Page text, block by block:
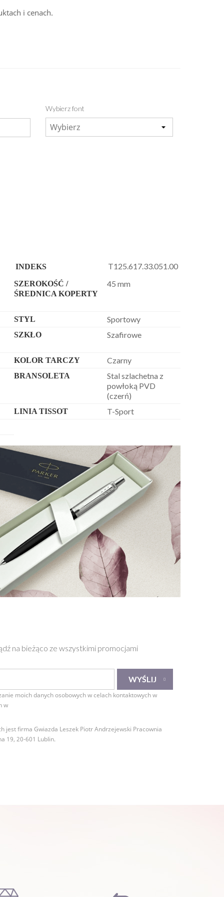
i cenach.
Wybierz font
INDEKS T125.617.33.051.00
SZEROKOŚĆ /
ŚREDNICA KOPERTY
45 mm
STYL Sportowy
SZKŁO Szafirowe
KOLOR TARCZY Czarny
BRANSOLETA
Stal szlachetna z
powłoką PVD
(czerń)
LINIA TISSOT T-Sport
na bieżąco ze wszystkimi promocjami
moich danych osobowych w celach kontaktowych w
w
jest firma Gwiazda Leszek Piotr Andrzejewski Pracownia
19, 20-601 Lublin.